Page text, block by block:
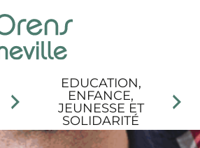
EDUCATION,
ENFANCE,
JEUNESSE ET
SOLIDARITÉ